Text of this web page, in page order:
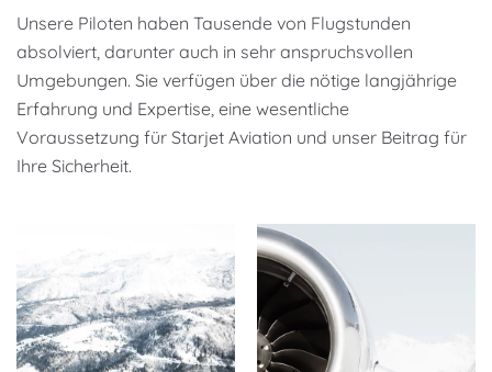
Unsere Piloten haben Tausende von Flugstunden
absolviert, darunter auch in sehr anspruchsvollen
Umgebungen. Sie verfügen über die nötige langjährige
Erfahrung und Expertise, eine wesentliche
Voraussetzung für Starjet Aviation und unser Beitrag für
Ihre Sicherheit.